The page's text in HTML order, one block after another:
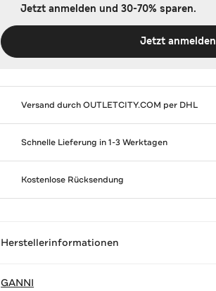
Jetzt anmelden und 30-70% sparen.
Jetzt anmelden
Versand durchOUTLETCITY.COM per DHL
Schnelle Lieferung in 1-3 Werktagen
Kostenlose Rücksendung
Herstellerinformationen
GANNI